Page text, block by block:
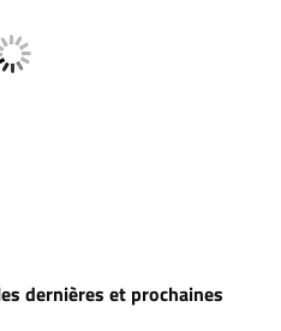
dernières et prochaines